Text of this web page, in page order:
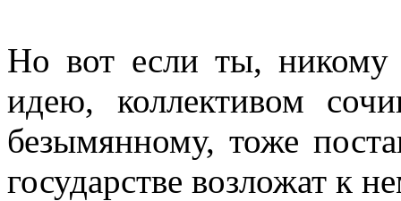
Но вот если ты,
идею, коллективом
безымянному, тоже
государстве возложат к